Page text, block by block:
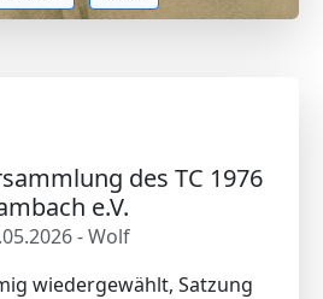
des TC 1976
e.V.
- Wolf
wiedergewählt, Satzung